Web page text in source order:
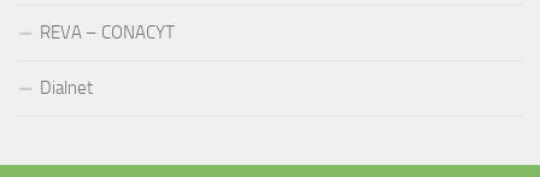
REVA – CONACYT
Dialnet